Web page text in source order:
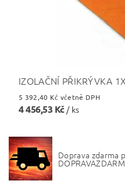
IZOLAČNÍ PŘIKRÝVKA
5 392,40 Kč včetně DPH
4 456,53 Kč / ks
Doprava zdarma